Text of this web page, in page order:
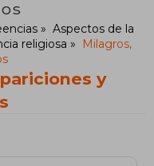
Aspectos de la
religiosa
Milagros,
y